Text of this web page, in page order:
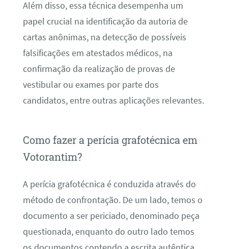
Além disso, essa técnica desempenha um
papel crucial na identificação da autoria de
cartas anônimas, na detecção de possíveis
falsificações em atestados médicos, na
confirmação da realização de provas de
vestibular ou exames por parte dos
candidatos, entre outras aplicações relevantes.
Como fazer a perícia grafotécnica em
Votorantim?
A perícia grafotécnica é conduzida através do
método de confrontação. De um lado, temos o
documento a ser periciado, denominado peça
questionada, enquanto do outro lado temos